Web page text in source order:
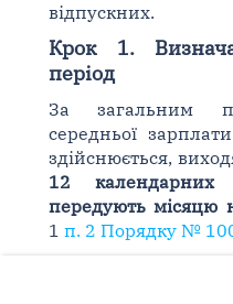
відпускних.
Крок 1.
період
За загальним
середньої
здійснюється,
12 календарних
передують місяцю
1 п. 2 Порядку №